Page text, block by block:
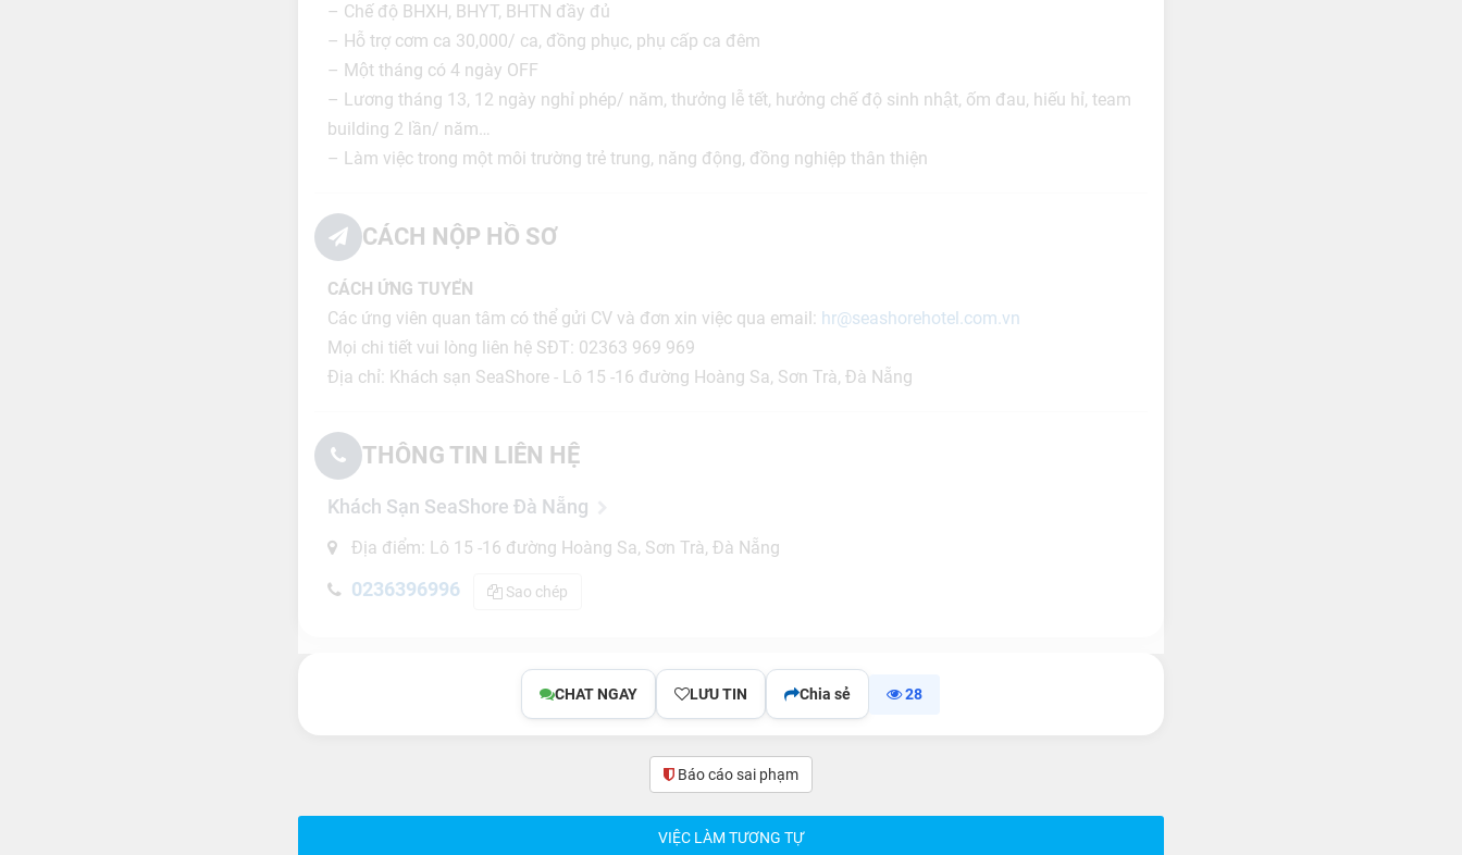
– Chế độ BHXH, BHYT, BHTN đầy đủ
– Hỗ trợ cơm ca 30,000/ ca, đồng phục, phụ cấp ca đêm
– Một tháng có 4 ngày OFF
– Lương tháng 13, 12 ngày nghỉ phép/ năm, thưởng lễ tết, hưởng chế độ sinh nhật, ốm đau, hiếu hỉ, team
building 2 lần/ năm…
– Làm việc trong một môi trường trẻ trung, năng động, đồng nghiệp thân thiện
CÁCH NỘP HỒ SƠ
CÁCH ỨNG TUYỂN
Các ứng viên quan tâm có thể gửi CV và đơn xin việc qua email: hr@seashorehotel.com.vn
Mọi chi tiết vui lòng liên hệ SĐT: 02363 969 969
Địa chỉ: Khách sạn SeaShore - Lô 15 -16 đường Hoàng Sa, Sơn Trà, Đà Nẵng
THÔNG TIN LIÊN HỆ
Khách Sạn SeaShore Đà Nẵng
Địa điểm: Lô 15 -16 đường Hoàng Sa, Sơn Trà, Đà Nẵng
0236396996 Sao chép
CHAT NGAY LƯU TIN Chia sẻ 28
Báo cáo sai phạm(0)
VIỆC LÀM TƯƠNG TỰ